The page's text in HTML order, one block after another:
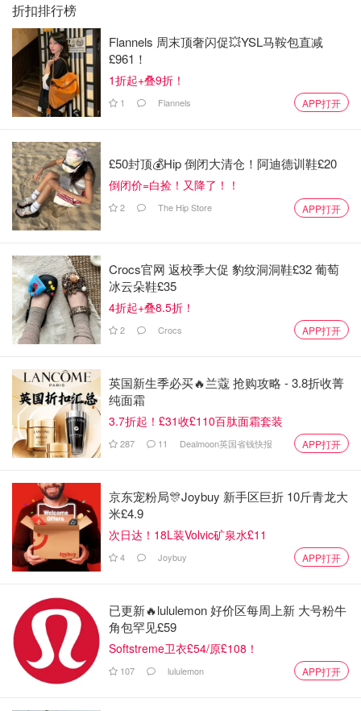
折扣排行榜
Flannels 周末顶奢闪促💥YSL马鞍包直减
£961！
1折起+叠9折！
1 Flannels APP打开
£50封顶💰Hip 倒闭大清仓！阿迪德训鞋£20
倒闭价=白捡！又降了！！
2 The Hip Store APP打开
Crocs官网 返校季大促 豹纹洞洞鞋£32 葡萄
冰云朵鞋£35
4折起+叠8.5折！
2 Crocs APP打开
英国新生季必买🔥兰蔻 抢购攻略 - 3.8折收菁
纯面霜
3.7折起！£31收£110百肽面霜套装
287 11 Dealmoon英国省钱快报 APP打开
京东宠粉局🎊Joybuy 新手区巨折 10斤青龙大
米£4.9
次日达！18L装Volvic矿泉水£11
4 Joybuy APP打开
已更新🔥lululemon 好价区每周上新 大号粉牛
角包罕见£59
Softstreme卫衣£54/原£108！
107 lululemon APP打开